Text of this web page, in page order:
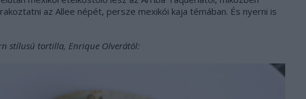
az Allee népét, persze mexikói kaja témában. És nyerni is
stílusú tortilla, Enrique Olverától: